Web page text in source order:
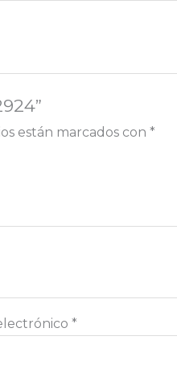
están marcados con *
*